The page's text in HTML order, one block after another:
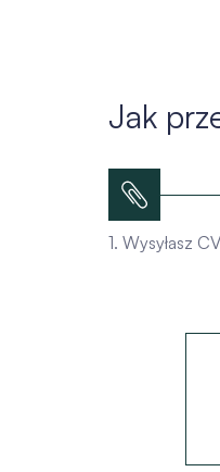
Jak
1. Wysyłasz CV